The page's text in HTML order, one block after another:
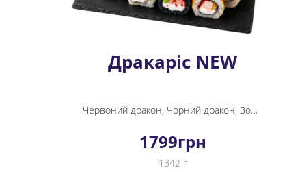
Дракаріс NEW
Червоний дракон, Чорний дракон, Золотий дракон, Зелений дракон
1799грн
1342 г